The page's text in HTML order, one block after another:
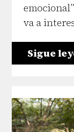
va a
Sigue